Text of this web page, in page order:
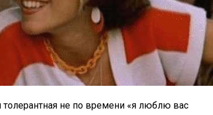
не по времени «я люблю вас